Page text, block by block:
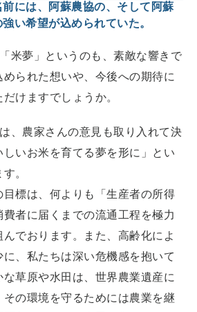
前には、阿蘇農協の、そして阿蘇
い希望が込められていた。
米夢」というのも、素敵な響きで
られた想いや、今後への期待に
けますでしょうか。
、農家さんの意見も取り入れて決
いお米を育てる夢を形に」とい
。
標は、何よりも「生産者の所得
者に届くまでの流通工程を極力
でおります。また、高齢化によ
、私たちは深い危機感を抱いて
草原や水田は、世界農業遺産に
その環境を守るためには農業を継